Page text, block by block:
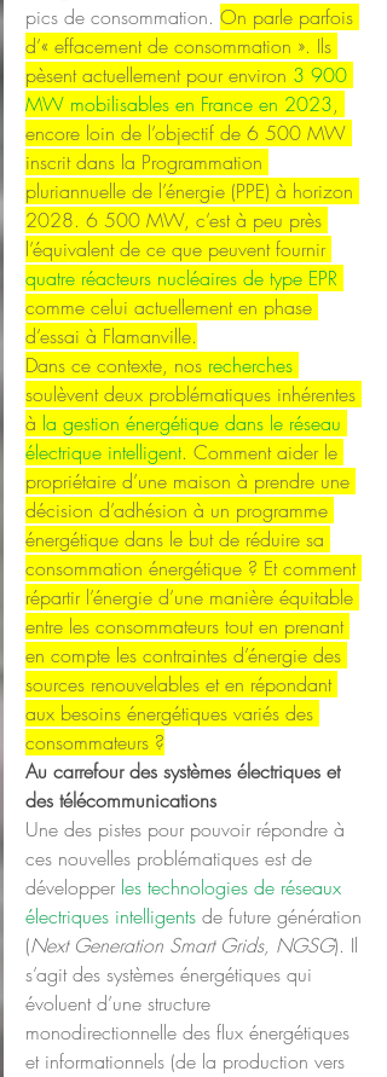
pics de consommation. On parle parfois
d’« effacement de consommation ». Ils
pèsent actuellement pour environ 3 900
MW mobilisables en France en 2023,
encore loin de l’objectif de 6 500 MW
inscrit dans la Programmation
pluriannuelle de l’énergie (PPE) à horizon
2028. 6 500 MW, c’est à peu près
l’équivalent de ce que peuvent fournir
quatre réacteurs nucléaires de type EPR
comme celui actuellement en phase
d’essai à Flamanville.
Dans ce contexte, nos recherches
soulèvent deux problématiques inhérentes
à la gestion énergétique dans le réseau
électrique intelligent. Comment aider le
propriétaire d’une maison à prendre une
décision d’adhésion à un programme
énergétique dans le but de réduire sa
consommation énergétique ? Et comment
répartir l’énergie d’une manière équitable
entre les consommateurs tout en prenant
en compte les contraintes d’énergie des
sources renouvelables et en répondant
aux besoins énergétiques variés des
consommateurs ?
Au carrefour des systèmes électriques et
des télécommunications
Une des pistes pour pouvoir répondre à
ces nouvelles problématiques est de
développer les technologies de réseaux
électriques intelligents de future génération
(Next Generation Smart Grids, NGSG). Il
s’agit des systèmes énergétiques qui
évoluent d’une structure
monodirectionnelle des flux énergétiques
et informationnels (de la production vers